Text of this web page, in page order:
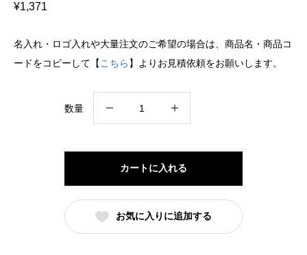
¥1,371
名入れ・ロゴ入れや大量注文のご希望の場合は、商品名・商品コ
ードをコピーして【 こちら 】よりお見積依頼をお願いします。
数量
高
台
24cm
カートに入れる
お気に入りに追加する